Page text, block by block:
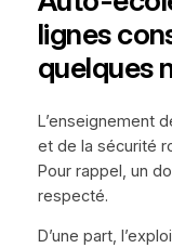
lignes
quelques
L’enseignement
et de la sécurité
Pour rappel, un
respecté.
D’une part,